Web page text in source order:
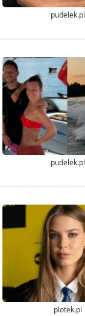
pudelek.pl
pudelek.pl
plotek.pl